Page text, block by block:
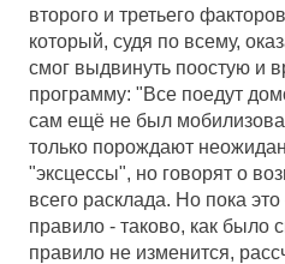
второго и третьего
который, судя по всему,
смог выдвинуть поостую и
программу: "Все поедут
сам ещё не был
только порождают
"эксцессы", но говорят о
всего расклада. Но пока
правило - таково, как было
правило не изменится,